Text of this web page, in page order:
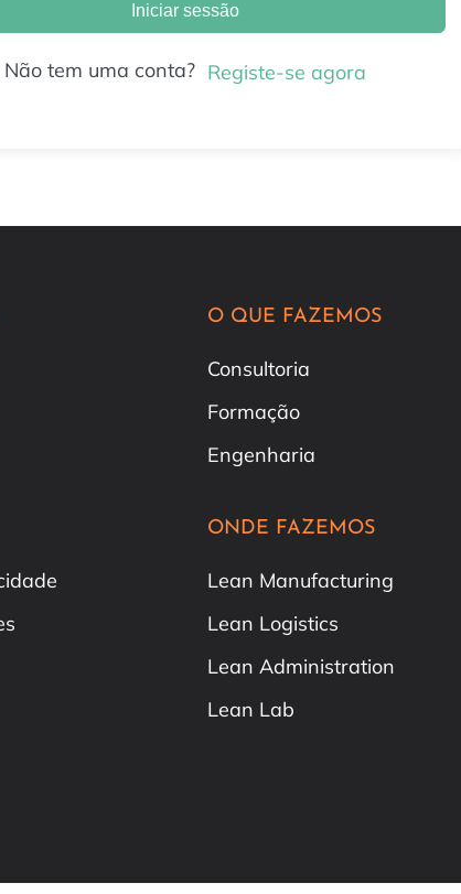
Iniciar sessão
Não tem uma conta? Registe-se agora
O QUE FAZEMOS
Consultoria
Formação
Engenharia
ONDE FAZEMOS
Lean Manufacturing
Lean Logistics
Lean Administration
Lean Lab